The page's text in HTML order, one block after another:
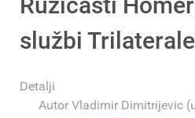
službi Trilaterale
Detalji
Autor Vladimir Dimitrijevic